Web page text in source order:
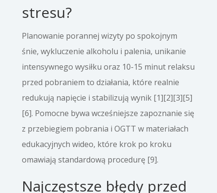
stresu?
Planowanie porannej wizyty po spokojnym
śnie, wykluczenie alkoholu i palenia, unikanie
intensywnego wysiłku oraz 10-15 minut relaksu
przed pobraniem to działania, które realnie
redukują napięcie i stabilizują wynik [1][2][3][5]
[6]. Pomocne bywa wcześniejsze zapoznanie się
z przebiegiem pobrania i OGTT w materiałach
edukacyjnych wideo, które krok po kroku
omawiają standardową procedurę [9].
Najczęstsze błędy przed